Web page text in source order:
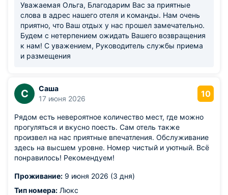
Уважаемая Ольга, Благодарим Вас за приятные
слова в адрес нашего отеля и команды. Нам очень
приятно, что Ваш отдых у нас прошел замечательно.
Будем с нетерпением ожидать Вашего возвращения
к нам! С уважением, Руководитель службы приема
и размещения
С
Саша
17 июня 2026
10
Рядом есть невероятное количество мест, где можно
прогуляться и вкусно поесть. Сам отель также
произвел на нас приятные впечатления. Обслуживание
здесь на высшем уровне. Номер чистый и уютный. Всё
понравилось! Рекомендуем!
Проживание: 9 июня 2026 (3 дня)
Тип номера: Люкс